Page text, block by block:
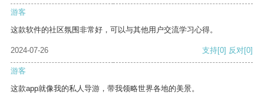
游客
这款软件的社区氛围非常好，可以与其他用户交流学习心得。
2024-07-26 支持[0] 反对[0]
游客
这款app就像我的私人导游，带我领略世界各地的美景。